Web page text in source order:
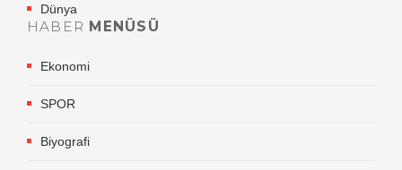
Dünya
HABER MENÜSÜ
Ekonomi
SPOR
Biyografi